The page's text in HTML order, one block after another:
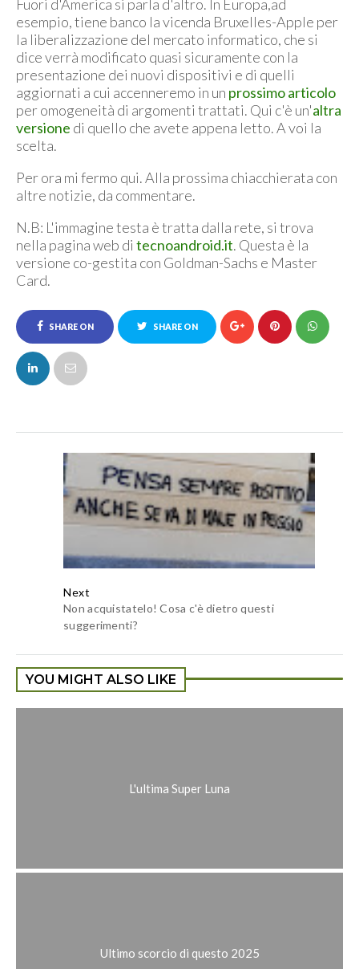
Fuori d'America si parla d'altro. In Europa,ad
esempio, tiene banco la vicenda Bruxelles-Apple per
la liberalizzazione del mercato informatico, che si
dice verrà modificato quasi sicuramente con la
presentazione dei nuovi dispositivi e di quelli
aggiornati a cui accenneremo in un prossimo articolo
per omogeneità di argomenti trattati. Qui c'è un'altra
versione di quello che avete appena letto. A voi la
scelta.
Per ora mi fermo qui. Alla prossima chiacchierata con
altre notizie, da commentare.
N.B: L'immagine testa è tratta dalla rete, si trova
nella pagina web di tecnoandroid.it. Questa è la
versione co-gestita con Goldman-Sachs e Master
Card.
SHARE ON
FACEBOOK
SHARE ON
Next
Non acquistatelo! Cosa c'è dietro questi
suggerimenti?
YOU MIGHT ALSO LIKE
L'ultima Super Luna
Ultimo scorcio di questo 2025